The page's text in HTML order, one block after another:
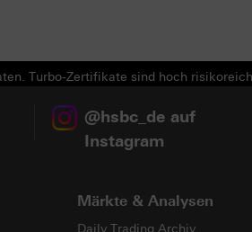
Turbo-Zertifikate sind hoch
@hsbc_de auf
Instagram
Märkte & Analysen
Daily Trading Archiv